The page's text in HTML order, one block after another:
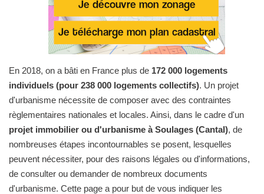
En 2018, on a bâti en France plus de 172 000 logements
individuels (pour 238 000 logements collectifs). Un projet
d'urbanisme nécessite de composer avec des contraintes
règlementaires nationales et locales. Ainsi, dans le cadre d'un
projet immobilier ou d'urbanisme à Soulages (Cantal), de
nombreuses étapes incontournables se posent, lesquelles
peuvent nécessiter, pour des raisons légales ou d'informations,
de consulter ou demander de nombreux documents
d'urbanisme. Cette page a pour but de vous indiquer les